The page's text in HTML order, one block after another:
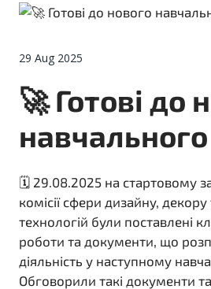
29 Aug 2025
🚀 Готові до
🗓 29.08.2025 на стартовому
комісії сфери дизайну,
технологій були поставлені
роботи та документи, що
діяльність у наступному
Обговорили такі документи